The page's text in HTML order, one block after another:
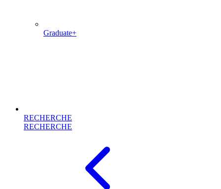
Graduate+
RECHERCHE
RECHERCHE